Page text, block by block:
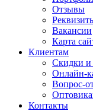
Отзывы
Вакансии
Карта
Клиентам
Скидки и
Онлайн-
Вопрос-
Контакты